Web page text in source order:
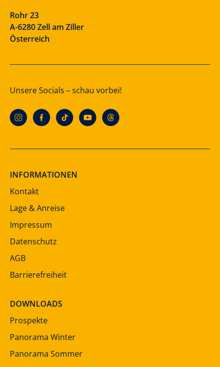
Rohr 23
A-6280 Zell am Ziller
Österreich
Unsere Socials – schau vorbei!
INFORMATIONEN
Kontakt
Lage & Anreise
Impressum
Datenschutz
AGB
Barrierefreiheit
DOWNLOADS
Prospekte
Panorama Winter
Panorama Sommer